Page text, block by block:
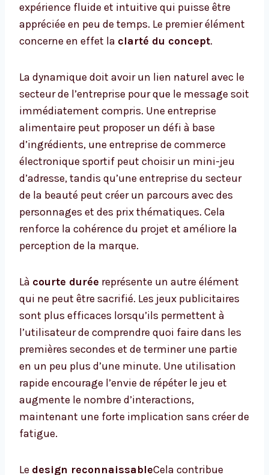
expérience fluide et intuitive qui puisse être
appréciée en peu de temps. Le premier élément
concerne en effet la clarté du concept.
La dynamique doit avoir un lien naturel avec le
secteur de l’entreprise pour que le message soit
immédiatement compris. Une entreprise
alimentaire peut proposer un défi à base
d’ingrédients, une entreprise de commerce
électronique sportif peut choisir un mini-jeu
d’adresse, tandis qu’une entreprise du secteur
de la beauté peut créer un parcours avec des
personnages et des prix thématiques. Cela
renforce la cohérence du projet et améliore la
perception de la marque.
Là courte durée représente un autre élément
qui ne peut être sacrifié. Les jeux publicitaires
sont plus efficaces lorsqu’ils permettent à
l’utilisateur de comprendre quoi faire dans les
premières secondes et de terminer une partie
en un peu plus d’une minute. Une utilisation
rapide encourage l’envie de répéter le jeu et
augmente le nombre d’interactions,
maintenant une forte implication sans créer de
fatigue.
Le design reconnaissableCela contribue